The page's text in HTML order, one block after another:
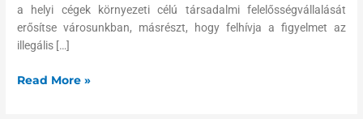
a helyi cégek környezeti célú társadalmi felelősségvállalását
erősítse városunkban, másrészt, hogy felhívja a figyelmet az
illegális […]
Read More »